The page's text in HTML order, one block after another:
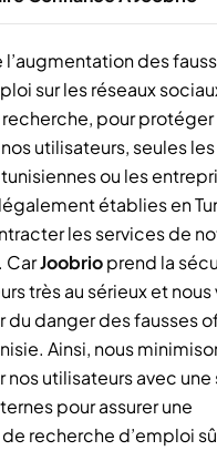
l’augmentation des
sur les réseaux
pour protéger
utilisateurs, seules les
ou les
établies en
les services de
CarJoobrioprend la
très au sérieux et nous
du danger des fausses
Ainsi, nous
nos utilisateurs avec une
pour assurer une
recherche d’emploi